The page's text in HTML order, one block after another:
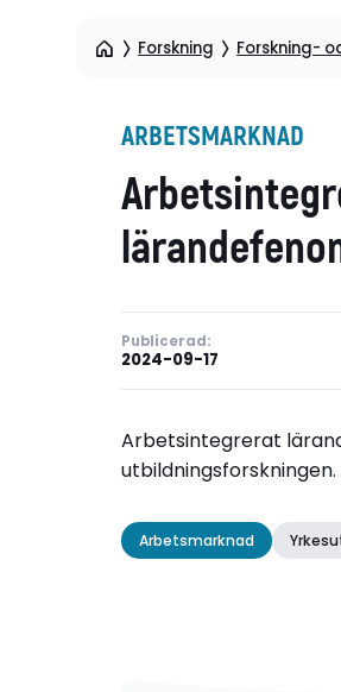
Forskning Forskning-
ARBETSMARKNAD
Publicerad:
2024-09-17
Arbetsintegrerat
Arbetsmarknad